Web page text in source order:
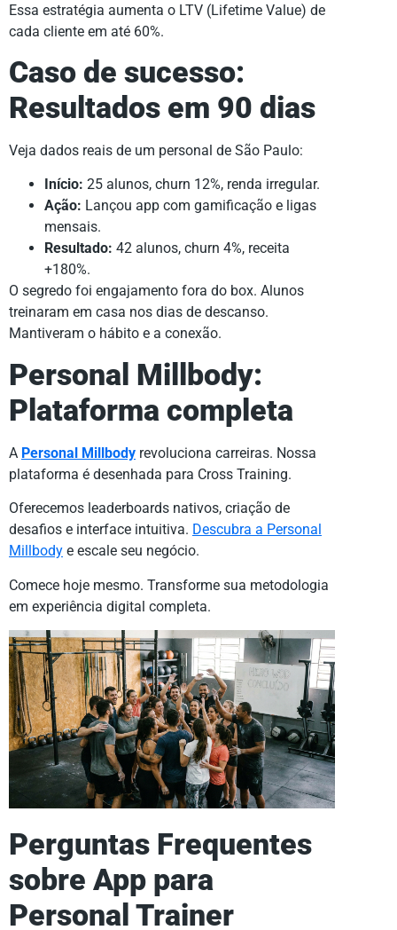
Essa estratégia aumenta o LTV (Lifetime Value) de
cada cliente em até 60%.
Caso de sucesso:
Resultados em 90 dias
Veja dados reais de um personal de São Paulo:
Início: 25 alunos, churn 12%, renda irregular.
Ação: Lançou app com gamificação e ligas
mensais.
Resultado: 42 alunos, churn 4%, receita
+180%.
O segredo foi engajamento fora do box. Alunos
treinaram em casa nos dias de descanso.
Mantiveram o hábito e a conexão.
Personal Millbody:
Plataforma completa
A Personal Millbody revoluciona carreiras. Nossa
plataforma é desenhada para Cross Training.
Oferecemos leaderboards nativos, criação de
desafios e interface intuitiva. Descubra a Personal
Millbody e escale seu negócio.
Comece hoje mesmo. Transforme sua metodologia
em experiência digital completa.
Perguntas Frequentes
sobre App para
Personal Trainer